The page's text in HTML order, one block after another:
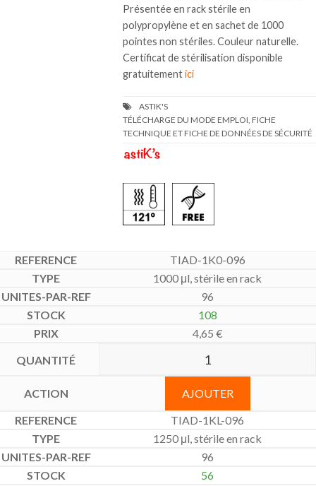
Présentée en rack stérile en
polypropylène et en sachet de 1000
pointes non stériles. Couleur naturelle.
Certificat de stérilisation disponible
gratuitementici
TÉLÉCHARGE DU MODE EMPLOI, FICHE
TECHNIQUE ET FICHE DE DONNÉES DE SÉCURITÉ
TIAD-1K0-096
1000 μl, stérile en rack
96
108
4,65 €
AJOUTER
TIAD-1KL-096
1250 μl, stérile en rack
96
56